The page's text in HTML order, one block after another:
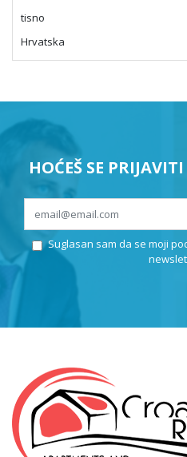
tisno
Hrvatska
HOĆEŠ SE
Suglasan sam da se moji